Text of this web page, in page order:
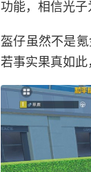
功能，相信光子
盔仔虽然不是
若事实果真如此